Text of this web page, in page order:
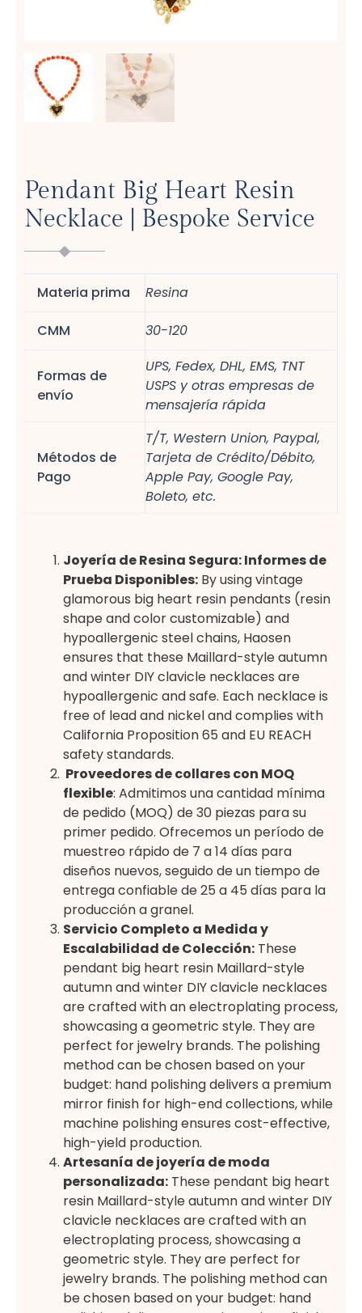
Pendant Big Heart Resin
Necklace | Bespoke Service
Materia prima Resina
CMM 30-120
Formas de
envío
UPS, Fedex, DHL, EMS, TNT
USPS y otras empresas de
mensajería rápida
Métodos de
Pago
T/T, Western Union, Paypal,
Tarjeta de Crédito/Débito,
Apple Pay, Google Pay,
Boleto, etc.
Joyería de Resina Segura: Informes de
Prueba Disponibles: By using vintage
glamorous big heart resin pendants (resin
shape and color customizable) and
hypoallergenic steel chains, Haosen
ensures that these Maillard-style autumn
and winter DIY clavicle necklaces are
hypoallergenic and safe. Each necklace is
free of lead and nickel and complies with
California Proposition 65 and EU REACH
safety standards.
Proveedores de collares con MOQ
flexible: Admitimos una cantidad mínima
de pedido (MOQ) de 30 piezas para su
primer pedido. Ofrecemos un período de
muestreo rápido de 7 a 14 días para
diseños nuevos, seguido de un tiempo de
entrega confiable de 25 a 45 días para la
producción a granel.
Servicio Completo a Medida y
Escalabilidad de Colección: These
pendant big heart resin Maillard-style
autumn and winter DIY clavicle necklaces
are crafted with an electroplating process,
showcasing a geometric style. They are
perfect for jewelry brands. The polishing
method can be chosen based on your
budget: hand polishing delivers a premium
mirror finish for high-end collections, while
machine polishing ensures cost-effective,
high-yield production.
Artesanía de joyería de moda
personalizada: These pendant big heart
resin Maillard-style autumn and winter DIY
clavicle necklaces are crafted with an
electroplating process, showcasing a
geometric style. They are perfect for
jewelry brands. The polishing method can
be chosen based on your budget: hand